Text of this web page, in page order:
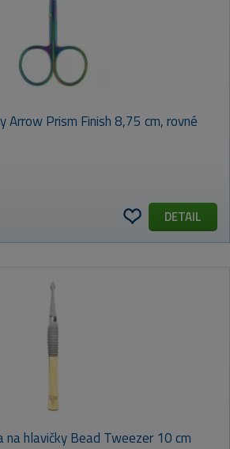
Arrow Prism Finish 8,75 cm, rovné
DETAIL
na hlavičky Bead Tweezer 10 cm